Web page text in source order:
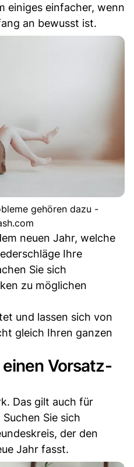
einiges einfacher, wenn
an bewusst ist.
gehören dazu -
neuen Jahr, welche
Ihre
Sie sich
zu möglichen
und lassen sich von
gleich Ihren ganzen
Vorsatz-
Das gilt auch für
Sie sich
der den
Jahr fasst.